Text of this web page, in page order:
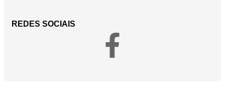
REDES SOCIAIS